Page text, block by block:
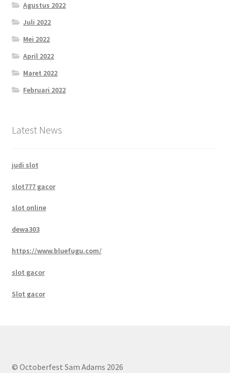
Agustus 2022
Juli 2022
Mei 2022
April 2022
Maret 2022
Februari 2022
Latest News
judi slot
slot777 gacor
slot online
dewa303
https://www.bluefugu.com/
slot gacor
Slot gacor
© Octoberfest Sam Adams 2026